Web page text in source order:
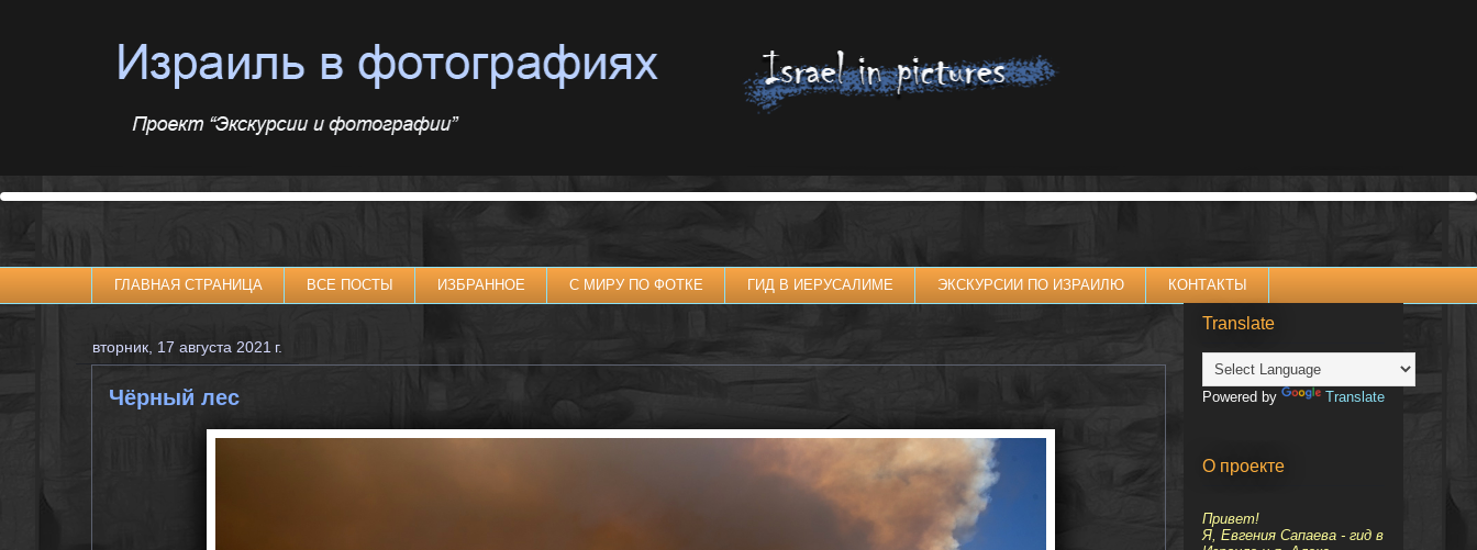
ГЛАВНАЯ СТРАНИЦА ВСЕ ПОСТЫ ИЗБРАННОЕ С МИРУ ПО ФОТКЕ ГИД В ИЕРУСАЛИМЕ ЭКСКУРСИИ ПО ИЗРАИЛЮ КОНТАКТЫ
вторник, 17 августа 2021 г.
Чёрный лес
Translate
Powered by Translate
О проекте
Привет!
Я, Евгения Сапаева - гид в